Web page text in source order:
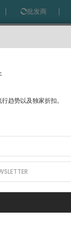
批发商
趋势以及独家折扣。